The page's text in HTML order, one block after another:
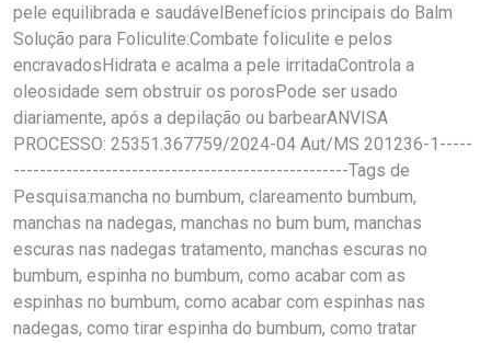
pele equilibrada e saudávelBenefícios principais do Balm
Solução para Foliculite:Combate foliculite e pelos
encravadosHidrata e acalma a pele irritadaControla a
oleosidade sem obstruir os porosPode ser usado
diariamente, após a depilação ou barbearANVISA
PROCESSO: 25351.367759/2024-04 Aut/MS 201236-1-----
---------------------------------------------------Tags de
Pesquisa:mancha no bumbum, clareamento bumbum,
manchas na nadegas, manchas no bum bum, manchas
escuras nas nadegas tratamento, manchas escuras no
bumbum, espinha no bumbum, como acabar com as
espinhas no bumbum, como acabar com espinhas nas
nadegas, como tirar espinha do bumbum, como tratar